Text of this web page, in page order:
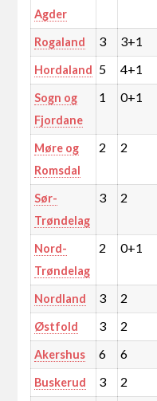
Agder
Rogaland 3 3+1
Hordaland 5 4+1
Sogn og
Fjordane
1 0+1
Møre og
Romsdal
2 2
Sør-
Trøndelag
3 2
Nord-
Trøndelag
2 0+1
Nordland 3 2
Østfold 3 2
Akershus 6 6
Buskerud 3 2